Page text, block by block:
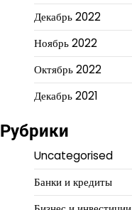
Декабрь 2022
Ноябрь 2022
Октябрь 2022
Декабрь 2021
Рубрики
Uncategorised
Банки и кредиты